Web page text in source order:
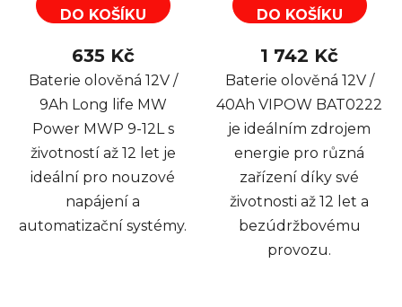
DO KOŠÍKU
635 Kč
Baterie olověná 12V /
9Ah Long life MW
Power MWP 9-12L s
životností až 12 let je
ideální pro nouzové
napájení a
automatizační systémy.
DO KOŠÍKU
1 742 Kč
Baterie olověná 12V /
40Ah VIPOW BAT0222
je ideálním zdrojem
energie pro různá
zařízení díky své
životnosti až 12 let a
bezúdržbovému
provozu.